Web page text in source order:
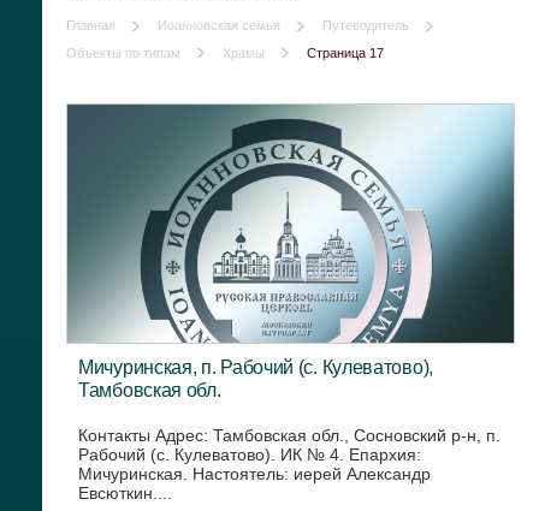
Главная Иоанновская семья
Путеводитель
Объекты по типам
Храмы Страница 17
Мичуринская, п. Рабочий (с. Кулеватово),
Тамбовская обл.
Контакты Адрес: Тамбовская обл., Сосновский р-н, п.
Рабочий (с. Кулеватово). ИК № 4. Епархия:
Мичуринская. Настоятель: иерей Александр
Евсюткин....